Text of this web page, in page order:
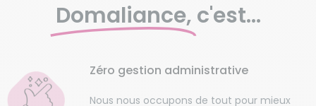
Domaliance, c'est...
Zéro gestion administrative
Nous nous occupons de tout pour mieux